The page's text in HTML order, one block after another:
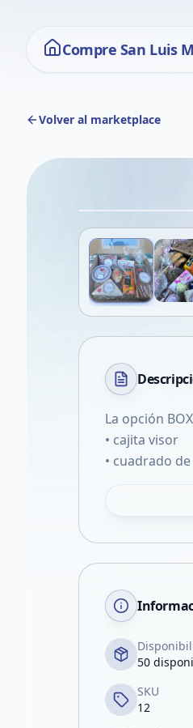
Compre San Luis
Volver al marketplace
La opción
• cajita visor
• cuadrado
50
SKU
12